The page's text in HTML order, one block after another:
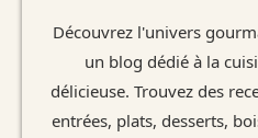
Découvrez l'univers
un blog dédié à la
délicieuse. Trouvez des
entrées, plats, desserts,